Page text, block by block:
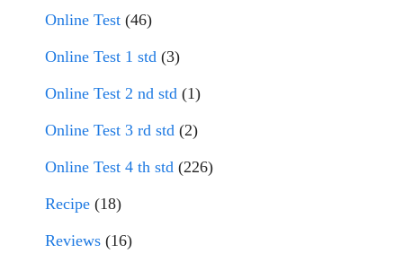
Online Test (46)
Online Test 1 std (3)
Online Test 2 nd std (1)
Online Test 3 rd std (2)
Online Test 4 th std (226)
Recipe (18)
Reviews (16)